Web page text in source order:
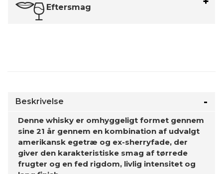
Eftersmag
Beskrivelse
Denne whisky er omhyggeligt formet gennem
sine 21 år gennem en kombination af udvalgt
amerikansk egetræ og ex-sherryfade, der
giver den karakteristiske smag af tørrede
frugter og en fed rigdom, livlig intensitet og